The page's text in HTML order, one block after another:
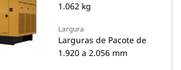
1.062 kg
Largura
Larguras de Pacote de
1.920 a 2.056 mm